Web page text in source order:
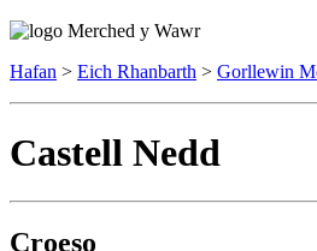
Hafan > Eich Rhanbarth > Gorllewin
Castell Nedd
Croeso